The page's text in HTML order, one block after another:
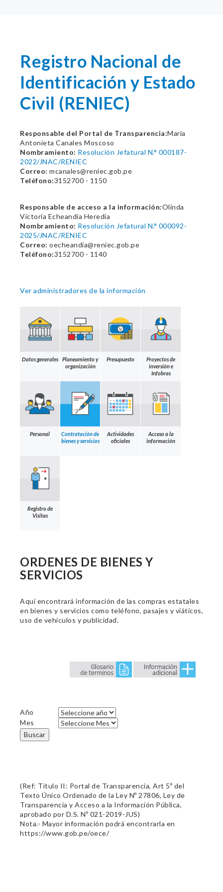
Registro Nacional de
Identificación y Estado
Civil (RENIEC)
Responsable del Portal de Transparencia:Maria
Antonieta Canales Moscoso
Nombramiento: Resolución Jefatural N.° 000187-
2022/JNAC/RENIEC
Correo: mcanales@reniec.gob.pe
Teléfono:3152700 - 1150
Responsable de acceso a la información:Olinda
Victoria Echeandia Heredia
Nombramiento: Resolución Jefatural N.° 000092-
2025/JNAC/RENIEC
Correo: oecheandia@reniec.gob.pe
Teléfono:3152700 - 1140
Ver administradores de la información
Datos generales
Planeamiento y
organización
Presupuesto
Proyectos de
inversión e
Infobras
Personal
Contratación de
bienes y servicios
Actividades
oficiales
Acceso a la
información
Registro de
Visitas
ORDENES DE BIENES Y
SERVICIOS
Aquí encontrará información de las compras estatales
en bienes y servicios como teléfono, pasajes y viáticos,
uso de vehículos y publicidad.
Año
Mes
Buscar
(Ref: Título II: Portal de Transparencia, Art 5º del
Texto Único Ordenado de la Ley Nº 27806, Ley de
Transparencia y Acceso a la Información Pública,
aprobado por D.S. Nº 021-2019-JUS)
Nota.- Mayor información podrá encontrarla en
https://www.gob.pe/oece/